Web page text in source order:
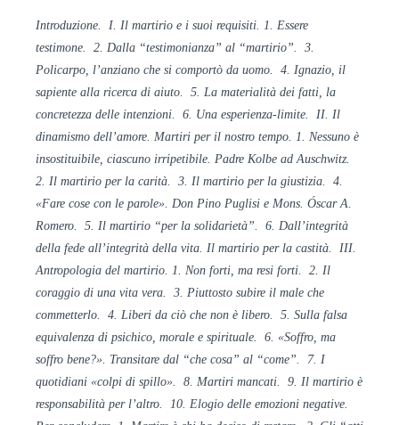
Introduzione. I. Il martirio e i suoi requisiti. 1. Essere
testimone. 2. Dalla “testimonianza” al “martirio”. 3.
Policarpo, l’anziano che si comportò da uomo. 4. Ignazio, il
sapiente alla ricerca di aiuto. 5. La materialità dei fatti, la
concretezza delle intenzioni. 6. Una esperienza-limite. II. Il
dinamismo dell’amore. Martiri per il nostro tempo. 1. Nessuno è
insostituibile, ciascuno irripetibile. Padre Kolbe ad Auschwitz.
2. Il martirio per la carità. 3. Il martirio per la giustizia. 4.
«Fare cose con le parole». Don Pino Puglisi e Mons. Óscar A.
Romero. 5. Il martirio “per la solidarietà”. 6. Dall’integrità
della fede all’integrità della vita. Il martirio per la castità. III.
Antropologia del martirio. 1. Non forti, ma resi forti. 2. Il
coraggio di una vita vera. 3. Piuttosto subire il male che
commetterlo. 4. Liberi da ciò che non è libero. 5. Sulla falsa
equivalenza di psichico, morale e spirituale. 6. «Soffro, ma
soffro bene?». Transitare dal “che cosa” al “come”. 7. I
quotidiani «colpi di spillo». 8. Martiri mancati. 9. Il martirio è
responsabilità per l’altro. 10. Elogio delle emozioni negative.